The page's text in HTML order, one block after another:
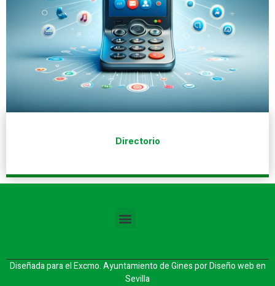
Directorio
Diseñada para el Excmo. Ayuntamiento de Gines porDiseño web en
Sevilla